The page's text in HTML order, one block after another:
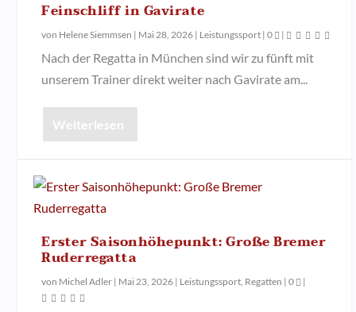
Feinschliff in Gavirate
von Helene Siemmsen | Mai 28, 2026 | Leistungssport |0 |
Nach der Regatta in München sind wir zu fünft mit
unserem Trainer direkt weiter nach Gavirate am...
Weiterlesen
Erster Saisonhöhepunkt: Große Bremer
Ruderregatta
von Michel Adler | Mai 23, 2026 | Leistungssport, Regatten |0 |